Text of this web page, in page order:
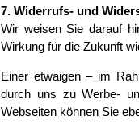
7. Widerrufs- und
Wir weisen Sie darauf
Wirkung für die Zukunft
Einer etwaigen – im
durch uns zu Werbe-
Webseiten können Sie